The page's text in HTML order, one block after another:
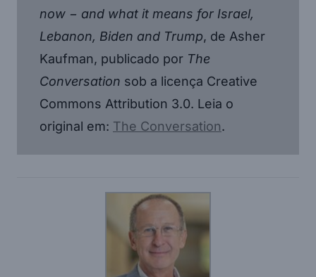
now − and what it means for Israel,
Lebanon, Biden and Trump, de Asher
Kaufman, publicado por The
Conversation sob a licença Creative
Commons Attribution 3.0. Leia o
original em: The Conversation.